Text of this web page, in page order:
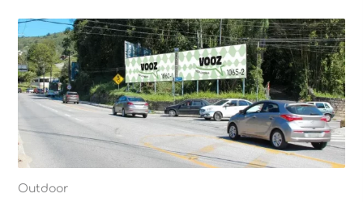
Outdoor